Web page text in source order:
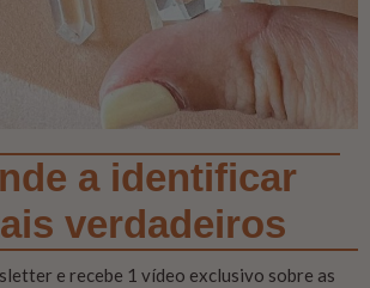
a identificar
verdadeiros
e recebe 1 vídeo exclusivo sobre as